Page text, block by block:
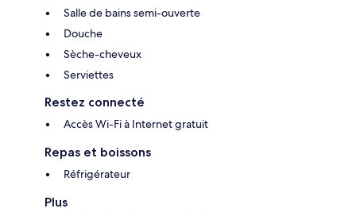
Salle de bains semi-ouverte
Douche
Sèche-cheveux
Serviettes
Restez connecté
Accès Wi-Fi à Internet gratuit
Repas et boissons
Réfrigérateur
Plus